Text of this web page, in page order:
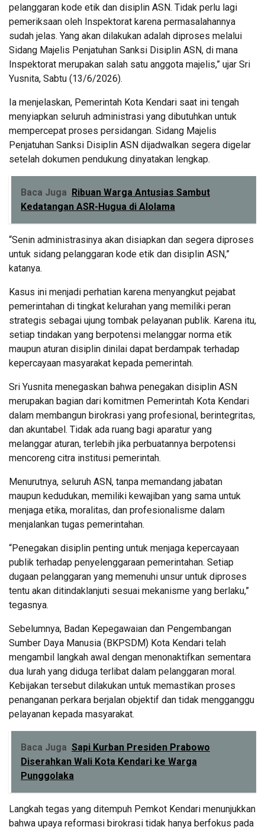
pelanggaran kode etik dan disiplin ASN. Tidak perlu lagi
pemeriksaan oleh Inspektorat karena permasalahannya
sudah jelas. Yang akan dilakukan adalah diproses melalui
Sidang Majelis Penjatuhan Sanksi Disiplin ASN, di mana
Inspektorat merupakan salah satu anggota majelis,” ujar Sri
Yusnita, Sabtu (13/6/2026).
Ia menjelaskan, Pemerintah Kota Kendari saat ini tengah
menyiapkan seluruh administrasi yang dibutuhkan untuk
mempercepat proses persidangan. Sidang Majelis
Penjatuhan Sanksi Disiplin ASN dijadwalkan segera digelar
setelah dokumen pendukung dinyatakan lengkap.
Baca Juga
Ribuan Warga Antusias Sambut
Kedatangan ASR-Hugua di Alolama
“Senin administrasinya akan disiapkan dan segera diproses
untuk sidang pelanggaran kode etik dan disiplin ASN,”
katanya.
Kasus ini menjadi perhatian karena menyangkut pejabat
pemerintahan di tingkat kelurahan yang memiliki peran
strategis sebagai ujung tombak pelayanan publik. Karena itu,
setiap tindakan yang berpotensi melanggar norma etik
maupun aturan disiplin dinilai dapat berdampak terhadap
kepercayaan masyarakat kepada pemerintah.
Sri Yusnita menegaskan bahwa penegakan disiplin ASN
merupakan bagian dari komitmen Pemerintah Kota Kendari
dalam membangun birokrasi yang profesional, berintegritas,
dan akuntabel. Tidak ada ruang bagi aparatur yang
melanggar aturan, terlebih jika perbuatannya berpotensi
mencoreng citra institusi pemerintah.
Menurutnya, seluruh ASN, tanpa memandang jabatan
maupun kedudukan, memiliki kewajiban yang sama untuk
menjaga etika, moralitas, dan profesionalisme dalam
menjalankan tugas pemerintahan.
“Penegakan disiplin penting untuk menjaga kepercayaan
publik terhadap penyelenggaraan pemerintahan. Setiap
dugaan pelanggaran yang memenuhi unsur untuk diproses
tentu akan ditindaklanjuti sesuai mekanisme yang berlaku,”
tegasnya.
Sebelumnya, Badan Kepegawaian dan Pengembangan
Sumber Daya Manusia (BKPSDM) Kota Kendari telah
mengambil langkah awal dengan menonaktifkan sementara
dua lurah yang diduga terlibat dalam pelanggaran moral.
Kebijakan tersebut dilakukan untuk memastikan proses
penanganan perkara berjalan objektif dan tidak mengganggu
pelayanan kepada masyarakat.
Baca Juga Sapi Kurban Presiden Prabowo
Diserahkan Wali Kota Kendari ke Warga
Punggolaka
Langkah tegas yang ditempuh Pemkot Kendari menunjukkan
bahwa upaya reformasi birokrasi tidak hanya berfokus pada